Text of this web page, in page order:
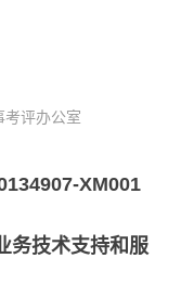
评办公室
XM001
务技术支持和服